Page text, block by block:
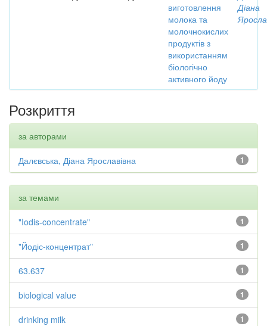
виготовлення
молока та
молочнокислих
продуктів з
використанням
біологічно
активного йоду
Діана
Розкриття
за авторами
1
Далєвська, Діана Ярославівна
за темами
1
"Iodis-concentrate"
1
"Йодіс-концентрат"
1
63.637
1
biological value
1
drinking milk